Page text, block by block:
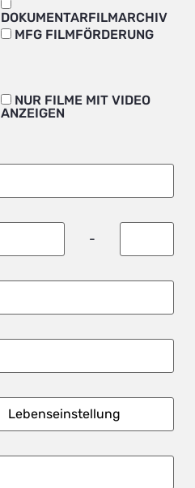
DOKUMENTARFILMARCHIV
MFG FILMFÖRDERUNG
NUR FILME MIT VIDEO
ANZEIGEN
-